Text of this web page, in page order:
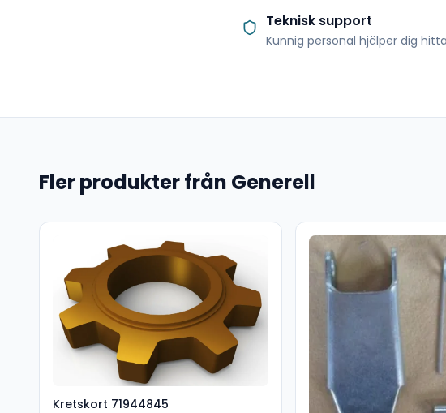
Teknisk support
Kunnig personal hjälper dig
Fler produkter från Generell
Kretskort 71944845